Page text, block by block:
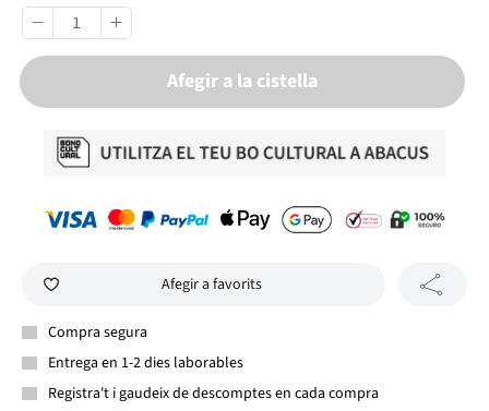
Afegir a la cistella
Afegir a favorits
Compra segura
Entrega en 1-2 dies laborables
Registra't i gaudeix de descomptes en cada compra